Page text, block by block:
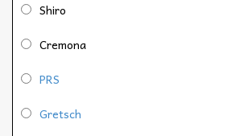
Shiro
Cremona
PRS
Gretsch